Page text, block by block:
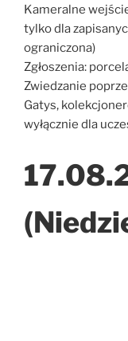
Kameralne
tylko dla
ograniczona)
Zgłoszenia:
Zwiedzanie
Gatys,
wyłącznie dla